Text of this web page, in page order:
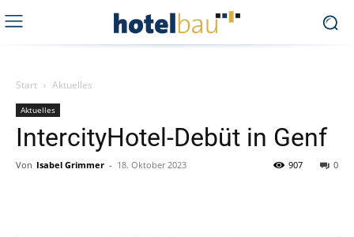
Start Aktuelles
Aktuelles
IntercityHotel-Debüt in Genf
Von Isabel Grimmer - 18. Oktober 2023 0
907